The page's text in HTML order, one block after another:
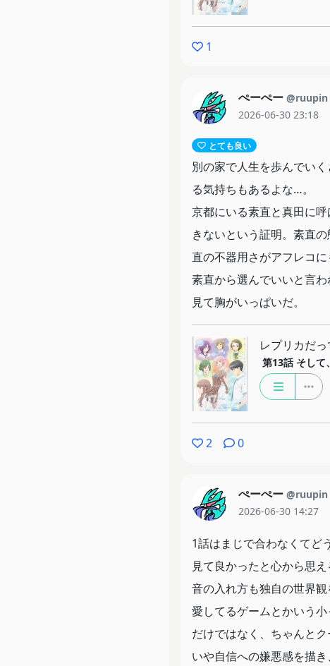
すごく印象的。
最終的にナオがどういう選
ナオと素直の諸星さんの
1
ぺーぺー @ruupin
2026-06-30 23:18
とても良い
別の家で人生を歩んでい
る気持ちもあるよな…。
京都にいる素直と真田に
きないという証明。素直
直の不器用さがアフレコに
素直から選んでいいと言
見て胸がいっぱいだ。
レプリカだっ
第13話 そして
2 0
ぺーぺー @ruupin
2026-06-30 14:27
1話はまじで合わなくてど
見て良かったと心から思
音の入れ方も独自の世界観
愛してるゲームとかいう
だけではなく、ちゃんと
いや自信への嫌悪感を描